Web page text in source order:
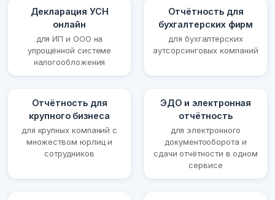
Декларация УСН
онлайн
для ИП и ООО на
упрощённой системе
налогообложения
Отчётность для
бухгалтерских фирм
для бухгалтерских
аутсорсинговых компаний
Отчётность для
крупного бизнеса
для крупных компаний с
множеством юрлиц и
сотрудников
ЭДО и электронная
отчётность
для электронного
документооборота и
сдачи отчётности в одном
сервисе